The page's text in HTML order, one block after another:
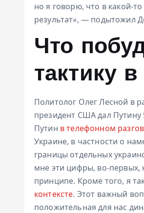
но я говорю, что в какой-
результат», — подытожил
Что
тактику
Политолог Олег Лесной в
президент США дал Путину
Путин в телефонном
Украине, в частности о
границы отдельных
мне эти цифры, во-первых,
принципе. Кроме того, я
контексте. Этот важный
положительная для нас